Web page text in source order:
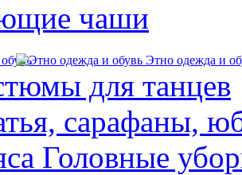
чаши
Этно одежда и
для танцев
сарафаны,
Головные